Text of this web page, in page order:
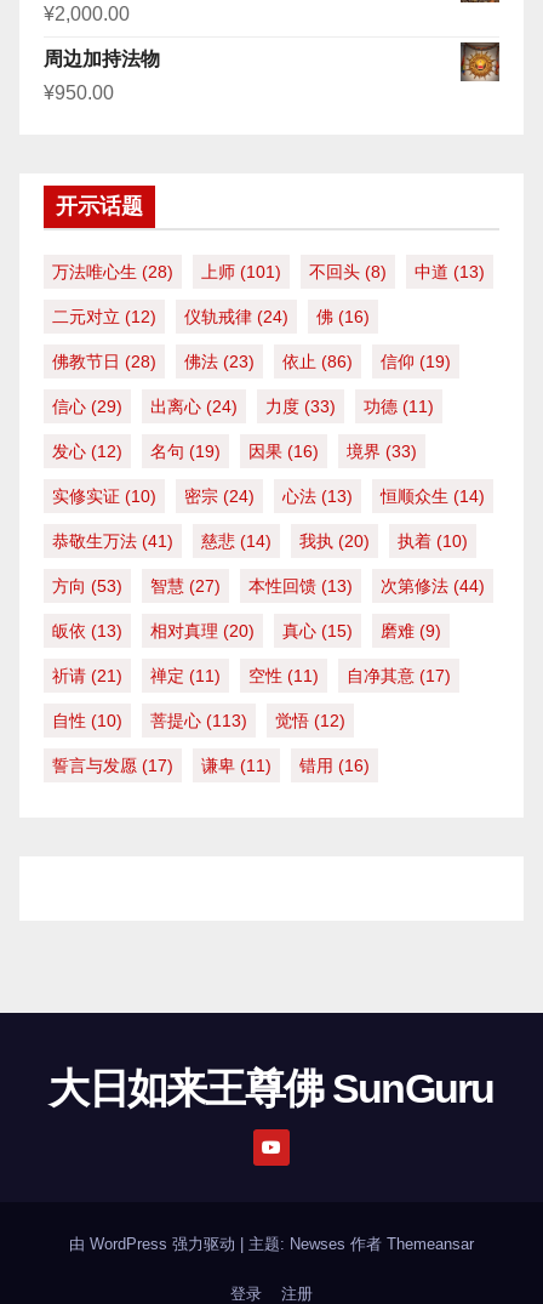
¥2,000.00
周边加持法物
¥950.00
开示话题
万法唯心生 (28) 上师 (101) 不回头 (8) 中道 (13)
二元对立 (12) 仪轨戒律 (24) 佛 (16)
佛教节日 (28) 佛法 (23) 依止 (86) 信仰 (19)
信心 (29) 出离心 (24) 力度 (33) 功德 (11)
发心 (12) 名句 (19) 因果 (16) 境界 (33)
实修实证 (10) 密宗 (24) 心法 (13) 恒顺众生 (14)
恭敬生万法 (41) 慈悲 (14) 我执 (20) 执着 (10)
方向 (53) 智慧 (27) 本性回馈 (13) 次第修法 (44)
皈依 (13) 相对真理 (20) 真心 (15) 磨难 (9)
祈请 (21) 禅定 (11) 空性 (11) 自净其意 (17)
自性 (10) 菩提心 (113) 觉悟 (12)
誓言与发愿 (17) 谦卑 (11) 错用 (16)
大日如来王尊佛 SunGuru
由 WordPress 强力驱动 主题: Newses 作者 Themeansar
登录 注册